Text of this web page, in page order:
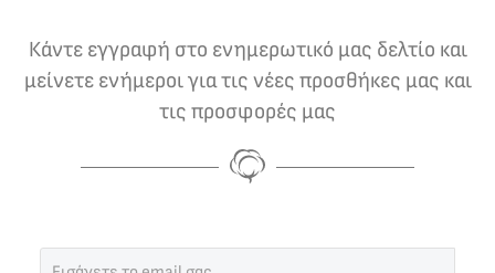
Κάντε εγγραφή στο ενημερωτικό μας δελτίο και
μείνετε ενήμεροι για τις νέες προσθήκες μας και
τις προσφορές μας